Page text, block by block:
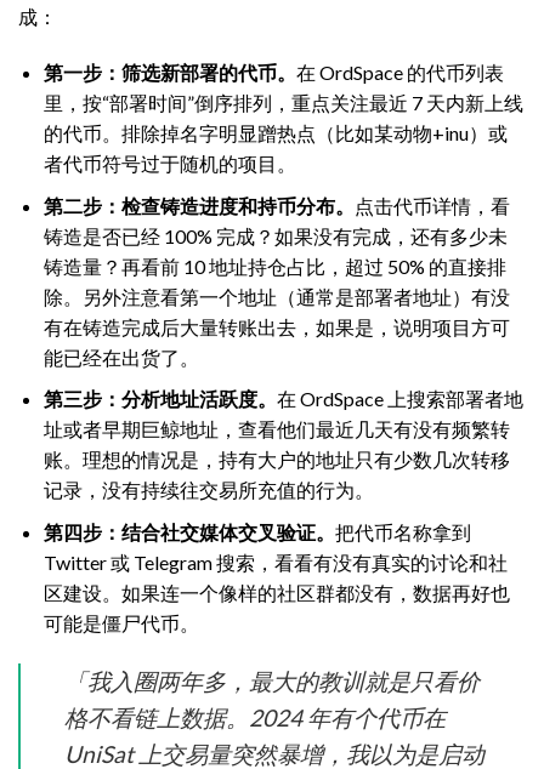
成：
第一步：筛选新部署的代币。 在 OrdSpace 的代币列表
里，按“部署时间”倒序排列，重点关注最近 7 天内新上线
的代币。排除掉名字明显蹭热点（比如某动物+inu）或
者代币符号过于随机的项目。
第二步：检查铸造进度和持币分布。
点击代币详情，看
铸造是否已经 100% 完成？如果没有完成，还有多少未
铸造量？再看前 10 地址持仓占比，超过 50% 的直接排
除。另外注意看第一个地址（通常是部署者地址）有没
有在铸造完成后大量转账出去，如果是，说明项目方可
能已经在出货了。
第三步：分析地址活跃度。 在 OrdSpace 上搜索部署者地
址或者早期巨鲸地址，查看他们最近几天有没有频繁转
账。理想的情况是，持有大户的地址只有少数几次转移
记录，没有持续往交易所充值的行为。
第四步：结合社交媒体交叉验证。 把代币名称拿到
Twitter 或 Telegram 搜索，看看有没有真实的讨论和社
区建设。如果连一个像样的社区群都没有，数据再好也
可能是僵尸代币。
「我入圈两年多，最大的教训就是只看价
格不看链上数据。2024 年有个代币在
UniSat 上交易量突然暴增，我以为是启动